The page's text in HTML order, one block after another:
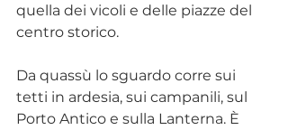
quella dei vicoli e delle piazze del
centro storico.
Da quassù lo sguardo corre sui
tetti in ardesia, sui campanili, sul
Porto Antico e sulla Lanterna. È